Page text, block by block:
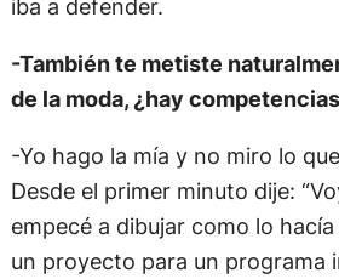
iba a defender.
-También te metiste
de la moda, ¿hay
-Yo hago la mía y no miro lo
Desde el primer minuto dije:
empecé a dibujar como lo
un proyecto para un programa